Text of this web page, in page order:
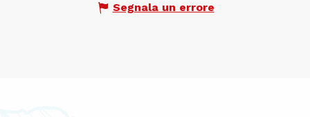
Segnala un errore